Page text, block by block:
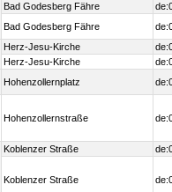
Bad Godesberg Fähre
Bad Godesberg Fähre
Herz-Jesu-Kirche
Herz-Jesu-Kirche
Hohenzollernplatz
Hohenzollernstraße
Koblenzer Straße
Koblenzer Straße